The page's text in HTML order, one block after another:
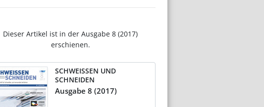
Dieser Artikel ist in der Ausgabe 8 (2017)
erschienen.
SCHWEISSEN UND
SCHNEIDEN
Ausgabe 8 (2017)